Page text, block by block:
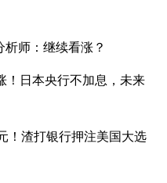
师：继续看涨？
！日本央行不加息，未来
！渣打银行押注美国大选